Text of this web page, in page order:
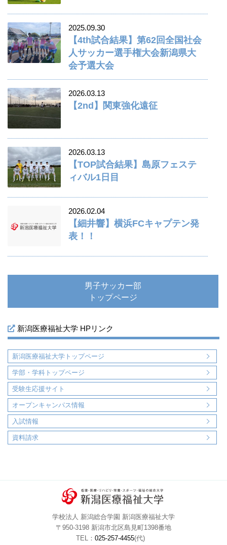
2025.09.30
【4th試合結果】第62回全国社会
人サッカー選手権大会新潟県大
会予選大会
2026.03.13
【2nd】関東強化遠征
2026.03.13
【TOP試合結果】島原フェステ
ィバル1日目
2026.02.04
【細井響】横浜FCキャプテン発
表！！
男子サッカー部
トップページ
新潟医療福祉大学 HPリンク
新潟医療福祉大学トップページ
学部・学科トップページ
受験生応援サイト
オープンキャンパス情報
入試情報
資料請求
学校法人 新潟総合学園 新潟医療福祉大学
〒950-3198 新潟市北区島見町1398番地
TEL： 025-257-4455(代)